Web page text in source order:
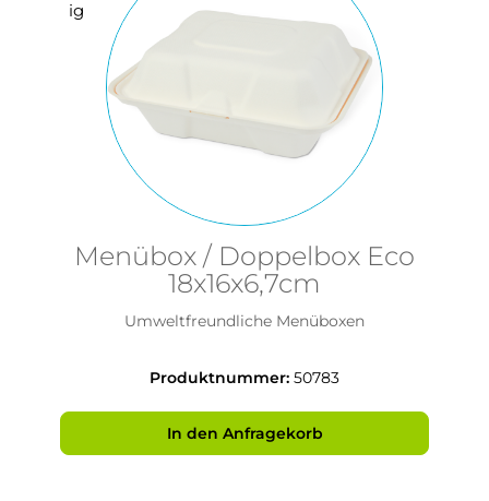
Menübox / Doppelbox Eco
18x16x6,7cm
Umweltfreundliche Menüboxen
Produktnummer: 50783
In den Anfragekorb